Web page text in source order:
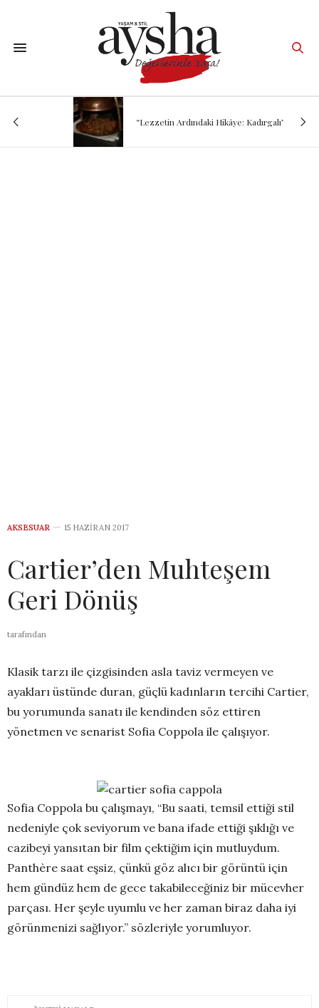
“Lezzetin Ardındaki Hikâye: Kadırgalı”
AKSESUAR 15 HAZIRAN 2017
Cartier’den Muhteşem
Geri Dönüş
tarafından
Klasik tarzı ile çizgisinden asla taviz vermeyen ve
ayakları üstünde duran, güçlü kadınların tercihi Cartier,
bu yorumunda sanatı ile kendinden söz ettiren
yönetmen ve senarist Sofia Coppola ile çalışıyor.
Sofia Coppola bu çalışmayı, “Bu saati, temsil ettiği stil
nedeniyle çok seviyorum ve bana ifade ettiği şıklığı ve
cazibeyi yansıtan bir film çektiğim için mutluydum.
Panthère saat eşsiz, çünkü göz alıcı bir görüntü için
hem gündüz hem de gece takabileceğiniz bir mücevher
parçası. Her şeyle uyumlu ve her zaman biraz daha iyi
görünmenizi sağlıyor.” sözleriyle yorumluyor.